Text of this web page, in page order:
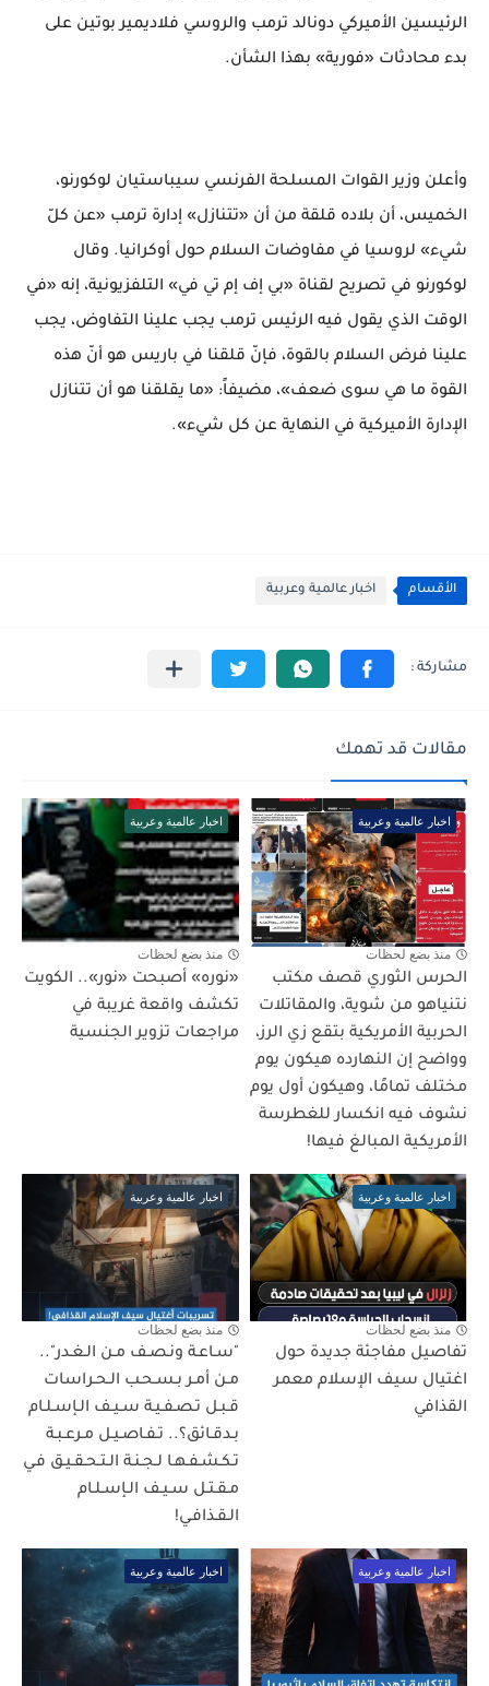
الرئيسين الأميركي دونالد ترمب والروسي فلاديمير بوتين على
بدء محادثات «فورية» بهذا الشأن.
وأعلن وزير القوات المسلحة الفرنسي سيباستيان لوكورنو،
الخميس، أن بلاده قلقة من أن «تتنازل» إدارة ترمب «عن كلّ
شيء» لروسيا في مفاوضات السلام حول أوكرانيا. وقال
لوكورنو في تصريح لقناة «بي إف إم تي في» التلفزيونية، إنه «في
الوقت الذي يقول فيه الرئيس ترمب يجب علينا التفاوض، يجب
علينا فرض السلام بالقوة، فإنّ قلقنا في باريس هو أنّ هذه
القوة ما هي سوى ضعف»، مضيفاً: «ما يقلقنا هو أن تتنازل
الإدارة الأميركية في النهاية عن كل شيء».
الأقسام اخبار عالمية وعربية
مقالات قد تهمك
اخبار عالمية وعربية
منذ بضع لحظات
الحرس الثوري قصف مكتب
نتنياهو من شوية، والمقاتلات
الحربية الأمريكية بتقع زي الرز،
وواضح إن النهارده هيكون يوم
مختلف تمامًا، وهيكون أول يوم
نشوف فيه انكسار للغطرسة
الأمريكية المبالغ فيها!
اخبار عالمية وعربية
منذ بضع لحظات
«نوره» أصبحت «نور».. الكويت
تكشف واقعة غريبة في
مراجعات تزوير الجنسية
اخبار عالمية وعربية
منذ بضع لحظات
تفاصيل مفاجئة جديدة حول
اغتيال سيف الإسلام معمر
القذافي
اخبار عالمية وعربية
منذ بضع لحظات
"سـاعـة ونـصـف مـن الـغـدر"..
مـن أمـر بـسـحـب الـحـراسات
قـبـل تـصـفـيـة سـيـف الـإسـلـام
بـدقـائق؟.. تـفـاصـيـل مـرعـبـة
تـكـشـفـهـا لـجـنـة الـتـحـقـيـق فـي
مـقـتـل سـيـف الـإسـلـام
الـقـذافـي!
اخبار عالمية وعربية اخبار عالمية وعربية